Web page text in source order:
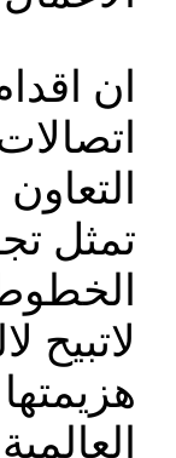
ان
تمثل
لاتبيح